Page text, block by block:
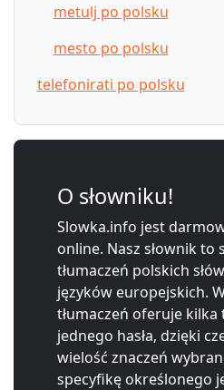
metulj po polsku
mesto po polsku
telefonirati po polsku
O słowniku!
Slowka.info jest
online. Nasz słownik to
tłumaczeń polskich
języków europejskich.
tłumaczeń oferuje
jednego hasła, dzięki
wielość znaczeń
specyfikę określonego